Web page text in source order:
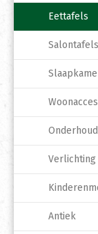
Eettafels
Salontafels
Onderhoud
Verlichting
Antiek